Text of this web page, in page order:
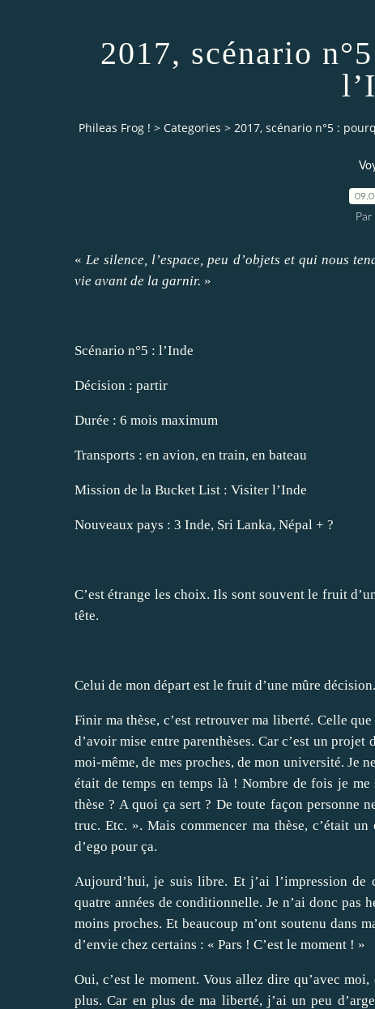
2017, scénario
Phileas Frog ! > Categories > 2017, scénario n°5 :
« Le silence, l’espace, peu d’objets et qui nous
vie avant de la garnir. »
Scénario n°5 : l’Inde
Décision : partir
Durée : 6 mois maximum
Transports : en avion, en train, en bateau
Mission de la Bucket List : Visiter l’Inde
Nouveaux pays : 3 Inde, Sri Lanka, Népal + ?
C’est étrange les choix. Ils sont souvent le fruit
tête.
Celui de mon départ est le fruit d’une mûre décision.
Finir ma thèse, c’est retrouver ma liberté. Celle
d’avoir mise entre parenthèses. Car c’est un
moi-même, de mes proches, de mon université. Je
était de temps en temps là ! Nombre de fois je
thèse ? A quoi ça sert ? De toute façon personne
truc. Etc. ». Mais commencer ma thèse, c’était
d’ego pour ça.
Aujourd’hui, je suis libre. Et j’ai l’impression
quatre années de conditionnelle. Je n’ai donc pas
moins proches. Et beaucoup m’ont soutenu dans
d’envie chez certains : « Pars ! C’est le moment ! »
Oui, c’est le moment. Vous allez dire qu’avec
plus. Car en plus de ma liberté, j’ai un peu